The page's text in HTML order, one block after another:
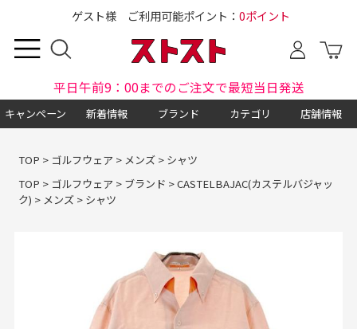
ゲスト様 ご利用可能ポイント： 0ポイント
平日午前9：00までのご注文で最短当日発送
キャンペーン 新着情報 ブランド カテゴリ 店舗情報
TOP > ゴルフウェア > メンズ> シャツ
TOP > ゴルフウェア > ブランド >CASTELBAJAC(カステルバジャッ
ク) > メンズ> シャツ